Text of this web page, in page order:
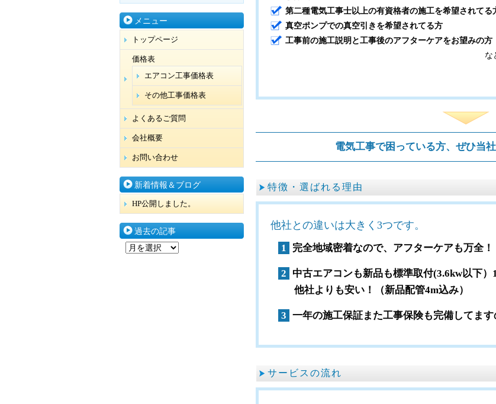
第二種電気工事士以上の有資格者の施工を希望されてる
真空ポンプでの真空引きを希望されてる方
工事前の施工説明と工事後のアフターケアをお望みの方
な
電気工事で困っている方、ぜひ当
特徴・選ばれる理由
他社との違いは大きく3つです。
1 完全地域密着なので、アフターケアも万全！
2
中古エアコンも新品も標準取付(3.6kw以下）
他社よりも安い！（新品配管4m込み）
3 一年の施工保証また工事保険も完備してます
サービスの流れ
メニュー
トップページ
価格表
エアコン工事価格表
その他工事価格表
よくあるご質問
会社概要
お問い合わせ
新着情報＆ブログ
HP公開しました。
過去の記事